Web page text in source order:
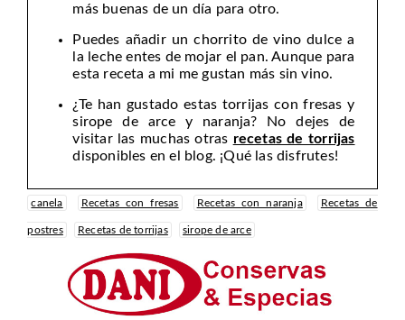
más buenas de un día para otro.
Puedes añadir un chorrito de vino dulce a
la leche entes de mojar el pan. Aunque para
esta receta a mi me gustan más sin vino.
¿Te han gustado estas torrijas con fresas y
sirope de arce y naranja? No dejes de
visitar las muchas otras recetas de torrijas
disponibles en el blog. ¡Qué las disfrutes!
canela Recetas con fresas Recetas con naranja Recetas de
postres Recetas de torrijas sirope de arce